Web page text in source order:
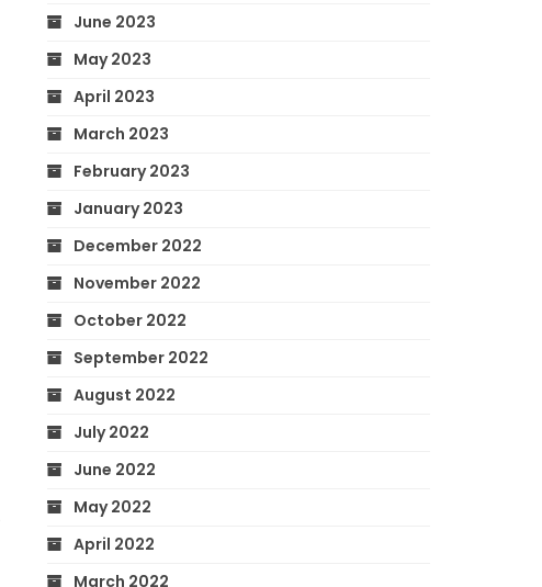
June 2023
May 2023
April 2023
March 2023
February 2023
January 2023
December 2022
November 2022
October 2022
September 2022
August 2022
July 2022
June 2022
May 2022
April 2022
March 2022